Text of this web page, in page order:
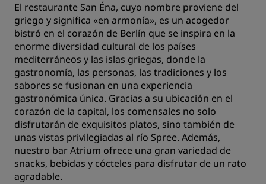
El restaurante San Éna, cuyo nombre proviene del
griego y significa «en armonía», es un acogedor
bistró en el corazón de Berlín que se inspira en la
enorme diversidad cultural de los países
mediterráneos y las islas griegas, donde la
gastronomía, las personas, las tradiciones y los
sabores se fusionan en una experiencia
gastronómica única. Gracias a su ubicación en el
corazón de la capital, los comensales no solo
disfrutarán de exquisitos platos, sino también de
unas vistas privilegiadas al río Spree. Además,
nuestro bar Atrium ofrece una gran variedad de
snacks, bebidas y cócteles para disfrutar de un rato
agradable.